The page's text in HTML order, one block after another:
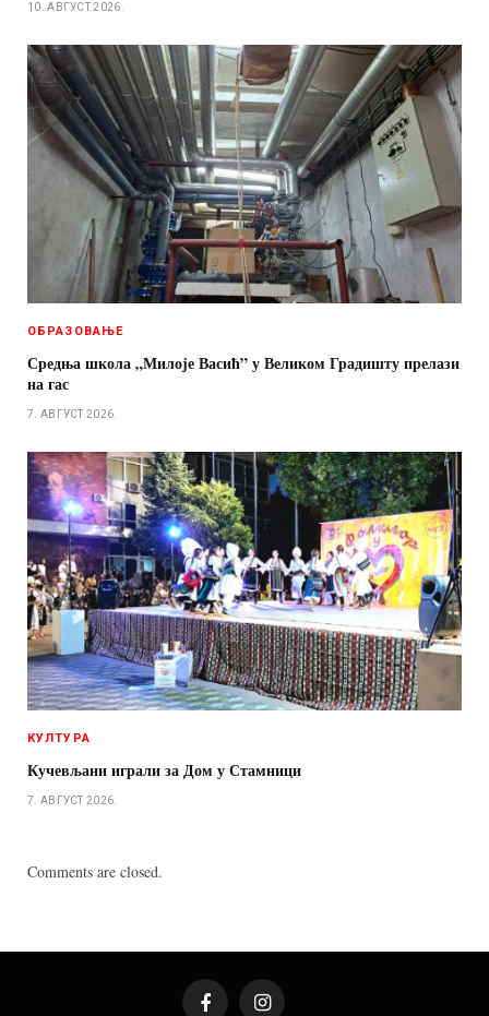
10. АВГУСТ 2026.
ОБРАЗОВАЊЕ
Средња школа „Милоје Васић” у Великом Градишту прелази
на гас
7. АВГУСТ 2026.
КУЛТУРА
Кучевљани играли за Дом у Стамници
7. АВГУСТ 2026.
Comments are closed.
FacebookInstagram